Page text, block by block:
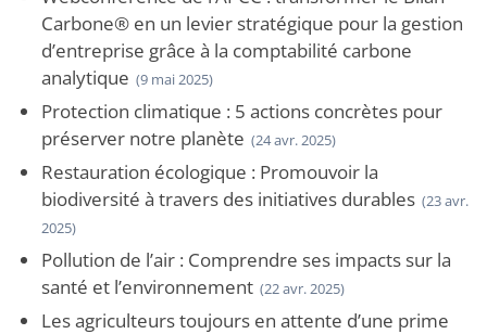
Carbone® en un levier stratégique pour la gestion
d’entreprise grâce à la comptabilité carbone
analytique (9 mai 2025)
Protection climatique : 5 actions concrètes pour
préserver notre planète (24 avr. 2025)
Restauration écologique : Promouvoir la
biodiversité à travers des initiatives durables (23 avr.
2025)
Pollution de l’air : Comprendre ses impacts sur la
santé et l’environnement (22 avr. 2025)
Les agriculteurs toujours en attente d’une prime